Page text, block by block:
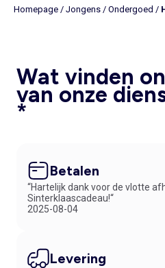
Homepage / Jongens / Ondergoed /
Wat vinden
van onze
*
Betalen
“Hartelijk dank voor de vlotte
Sinterklaascadeau!“
2025-08-04
Levering